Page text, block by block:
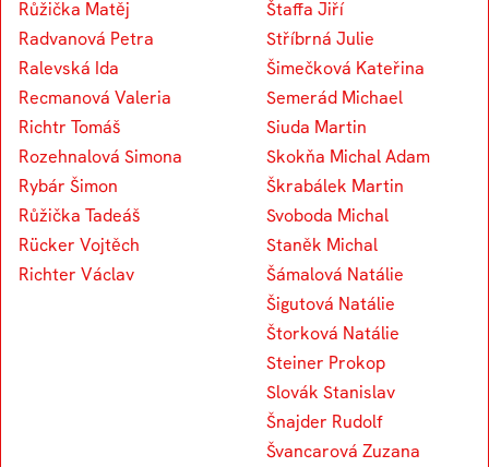
Růžička Matěj
Radvanová Petra
Ralevská Ida
Recmanová Valeria
Richtr Tomáš
Rozehnalová Simona
Rybár Šimon
Růžička Tadeáš
Rücker Vojtěch
Richter Václav
Štaffa Jiří
Stříbrná Julie
Šimečková Kateřina
Semerád Michael
Siuda Martin
Skokňa Michal Adam
Škrabálek Martin
Svoboda Michal
Staněk Michal
Šámalová Natálie
Šigutová Natálie
Štorková Natálie
Steiner Prokop
Slovák Stanislav
Šnajder Rudolf
Švancarová Zuzana